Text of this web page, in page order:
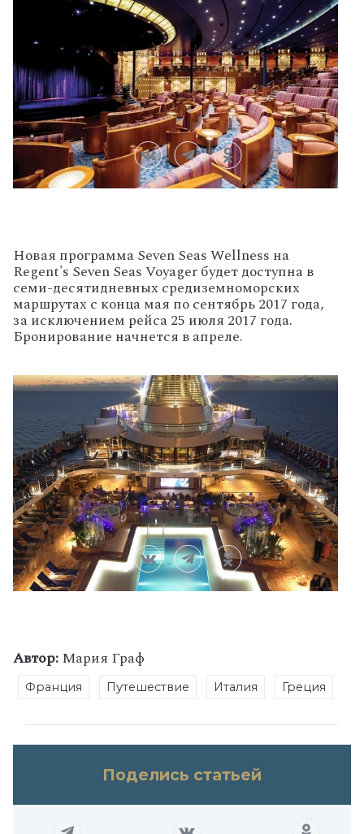
Новая программа Seven Seas Wellness на
Regent's Seven Seas Voyager будет доступна в
семи-десятидневных средиземноморских
маршрутах с конца мая по сентябрь 2017 года,
за исключением рейса 25 июля 2017 года.
Бронирование начнется в апреле.
Автор:Мария Граф
Франция Путешествие Италия Греция
Поделись статьей